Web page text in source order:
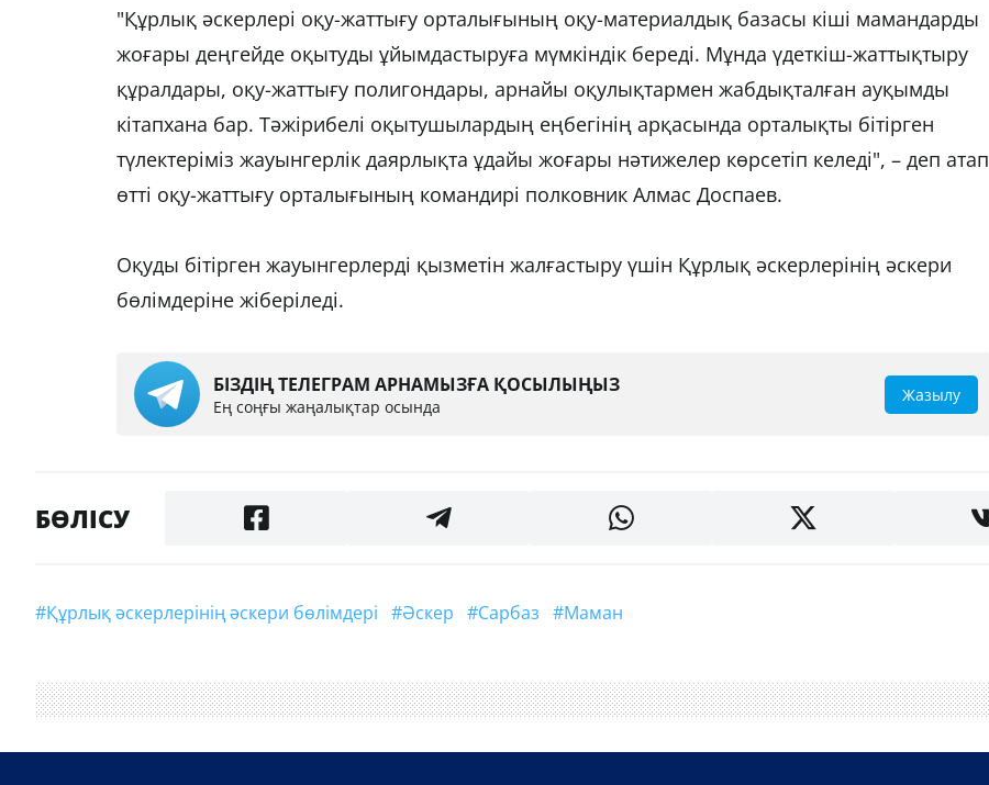
"Құрлық әскерлері оқу-жаттығу орталығының оқу-материалдық базасы кіші мамандарды
жоғары деңгейде оқытуды ұйымдастыруға мүмкіндік береді. Мұнда үдеткіш-жаттықтыру
құралдары, оқу-жаттығу полигондары, арнайы оқулықтармен жабдықталған ауқымды
кітапхана бар. Тәжірибелі оқытушылардың еңбегінің арқасында орталықты бітірген
түлектеріміз жауынгерлік даярлықта ұдайы жоғары нәтижелер көрсетіп келеді", – деп атап
өтті оқу-жаттығу орталығының командирі полковник Алмас Доспаев.
Оқуды бітірген жауынгерлерді қызметін жалғастыру үшін Құрлық әскерлерінің әскери
бөлімдеріне жіберіледі.
БІЗДІҢ ТЕЛЕГРАМ АРНАМЫЗҒА ҚОСЫЛЫҢЫЗ
Ең соңғы жаңалықтар осында
Жазылу
БӨЛІСУ
#Құрлық әскерлерінің әскери бөлімдері #Әскер #сарбаз #маман